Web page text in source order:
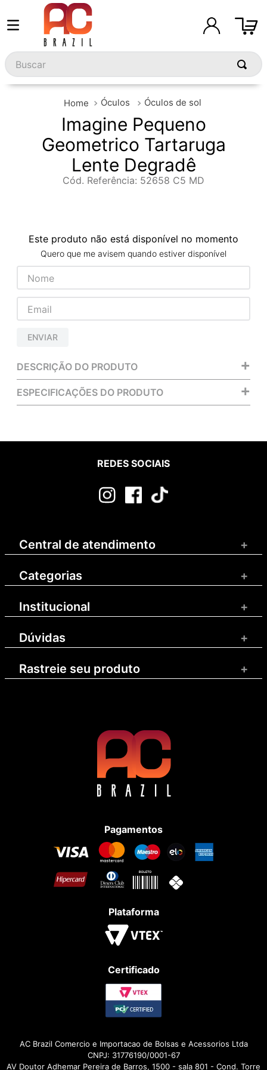
Buscar
Óculos Óculos de sol
Imagine Pequeno
Geometrico Tartaruga
Lente Degradê
Cód. Referência: 52658 C5 MD
Este produto não está disponível no momento
Quero que me avisem quando estiver disponível
ENVIAR
DESCRIÇÃO DO PRODUTO +
ESPECIFICAÇÕES DO PRODUTO +
REDES SOCIAIS
Central de atendimento +
Categorias +
Institucional +
Dúvidas +
Rastreie seu produto +
Pagamentos
Plataforma
Certificado
AC Brazil Comercio e Importacao de Bolsas e Acessorios Ltda
CNPJ: 31776190/0001-67
AV Doutor Adhemar Pereira de Barros, 1500 - sala 801 - Cond. Torre